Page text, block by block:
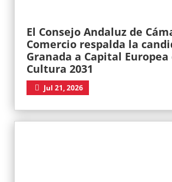
El Consejo Andaluz de
Comercio respalda la
Granada a Capital Europea
Cultura 2031
Jul 21, 2026